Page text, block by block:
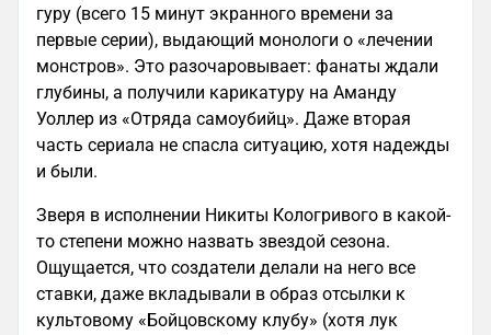
гуру (всего 15 минут экранного времени за
первые серии), выдающий монологи о «лечении
монстров». Это разочаровывает: фанаты ждали
глубины, а получили карикатуру на Аманду
Уоллер из «Отряда самоубийц». Даже вторая
часть сериала не спасла ситуацию, хотя надежды
и были.
Зверя в исполнении Никиты Кологривого в какой-
то степени можно назвать звездой сезона.
Ощущается, что создатели делали на него все
ставки, даже вкладывали в образ отсылки к
культовому «Бойцовскому клубу» (хотя лук